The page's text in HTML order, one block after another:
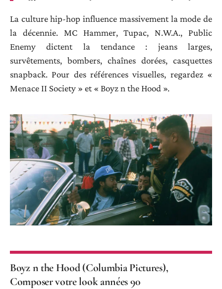
La culture hip-hop influence massivement la mode de
la décennie. MC Hammer, Tupac, N.W.A., Public
Enemy dictent la tendance : jeans larges,
survêtements, bombers, chaînes dorées, casquettes
snapback. Pour des références visuelles, regardez «
Menace II Society » et « Boyz n the Hood ».
Boyz n the Hood (Columbia Pictures),
Composer votre look années 90